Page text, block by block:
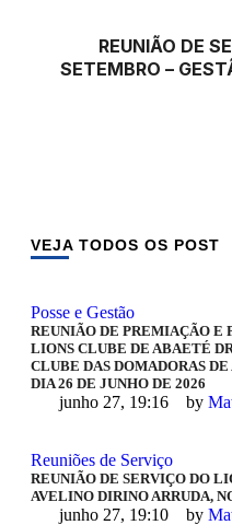
REUNIÃO DE
SETEMBRO –
VEJA TODOS OS POST
Posse e Gestão
REUNIÃO DE PREMIAÇÃO E
LIONS CLUBE DE ABAETÉ
CLUBE DAS DOMADORAS
DIA 26 DE JUNHO DE 2026
junho 27, 19:16 by
Reuniões de Serviço
REUNIÃO DE SERVIÇO DO
AVELINO DIRINO ARRUDA,
junho 27, 19:10 by